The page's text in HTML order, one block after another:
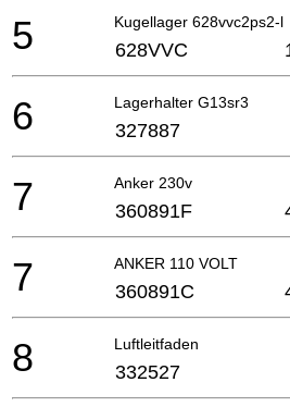
Kugellager 628vvc2ps2-l
5 628VVC
Lagerhalter G13sr3
6 327887
Anker 230v
7 360891F
ANKER 110 VOLT
7 360891C
Luftleitfaden
8 332527